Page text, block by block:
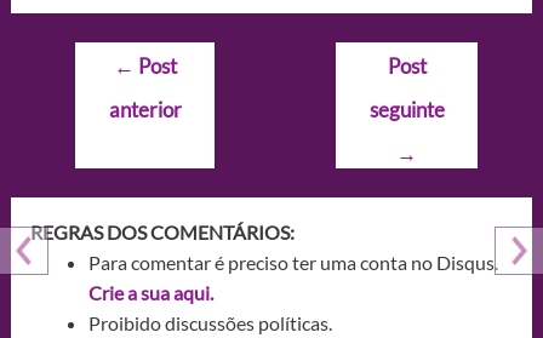
Navegação
Post
← Post
anterior
Post
seguinte
→
REGRAS DOS COMENTÁRIOS:
Para comentar é preciso ter uma conta no Disqus.
Crie a sua aqui.
Proibido discussões políticas.